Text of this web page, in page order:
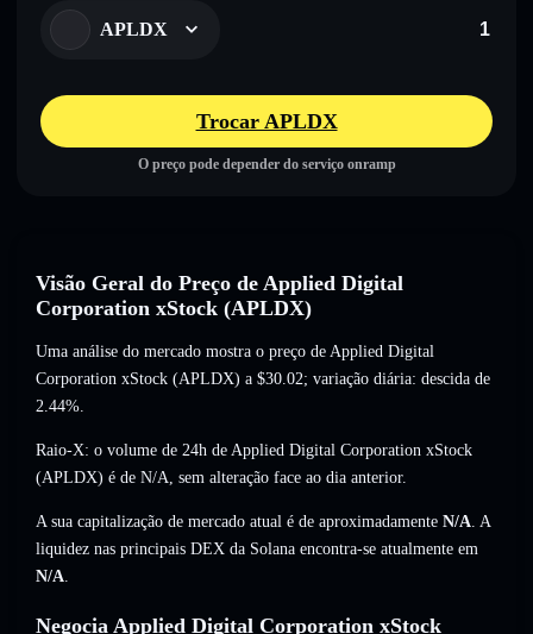
APLDX
Trocar APLDX
O preço pode depender do serviço onramp
Visão Geral do Preço de Applied Digital
Corporation xStock (APLDX)
Uma análise do mercado mostra o preço de Applied Digital
Corporation xStock (APLDX) a $30.02; variação diária: descida de
2.44%.
Raio-X: o volume de 24h de Applied Digital Corporation xStock
(APLDX) é de N/A, sem alteração face ao dia anterior.
A sua capitalização de mercado atual é de aproximadamente N/A. A
liquidez nas principais DEX da Solana encontra-se atualmente em
N/A.
Negocia Applied Digital Corporation xStock